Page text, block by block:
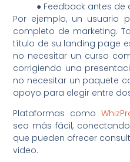
● Feedback antes de
Por ejemplo, un usuario
completo de marketing.
título de su landing page
no necesitar un curso
corrigiendo una
no necesitar un paquete
apoyo para elegir entre
Plataformas como
sea más fácil,
que pueden ofrecer
video.